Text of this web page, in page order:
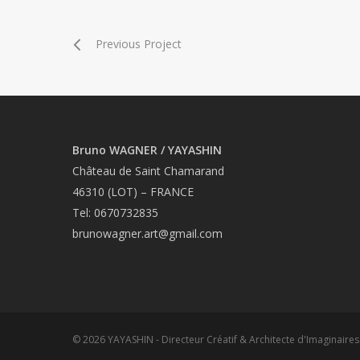
Previous Project
Bruno WAGNER / YAYASHIN
Château de Saint Chamarand
46310 (LOT) – FRANCE
Tel: 0670732835
brunowagner.art@gmail.com
© 2026 YAYASHIN - Directeur Créatif & Architecte